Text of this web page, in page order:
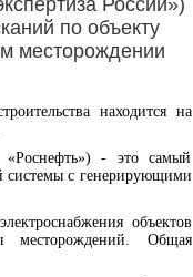
России»)
по объекту
месторождении
находится на
- это самый
системы с генерирующими
объектов
месторождений. Общая